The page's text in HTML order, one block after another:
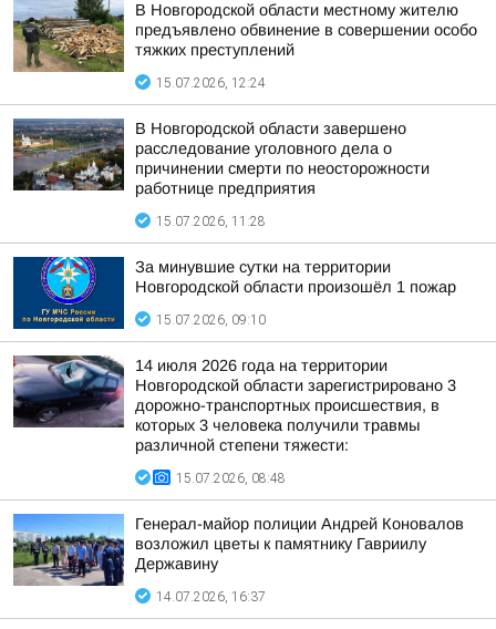
В Новгородской области местному жителю
предъявлено обвинение в совершении особо
тяжких преступлений
15.07.2026, 12:24
В Новгородской области завершено
расследование уголовного дела о
причинении смерти по неосторожности
работнице предприятия
15.07.2026, 11:28
За минувшие сутки на территории
Новгородской области произошёл 1 пожар
15.07.2026, 09:10
14 июля 2026 года на территории
Новгородской области зарегистрировано 3
дорожно-транспортных происшествия, в
которых 3 человека получили травмы
различной степени тяжести:
15.07.2026, 08:48
Генерал-майор полиции Андрей Коновалов
возложил цветы к памятнику Гавриилу
Державину
14.07.2026, 16:37